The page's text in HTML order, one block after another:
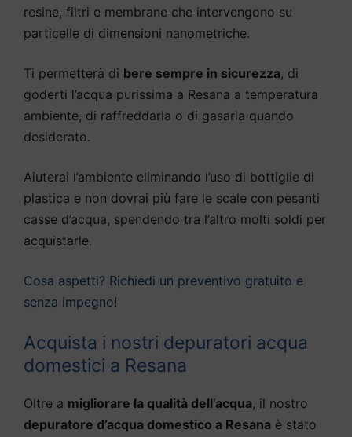
resine, filtri e membrane che intervengono su
particelle di dimensioni nanometriche.
Ti permetterà di bere sempre in sicurezza, di
goderti l’acqua purissima a Resana a temperatura
ambiente, di raffreddarla o di gasarla quando
desiderato.
Aiuterai l’ambiente eliminando l’uso di bottiglie di
plastica e non dovrai più fare le scale con pesanti
casse d’acqua, spendendo tra l’altro molti soldi per
acquistarle.
Cosa aspetti? Richiedi un preventivo gratuito e
senza impegno!
Acquista i nostri depuratori acqua
domestici a Resana
Oltre a migliorare la qualità dell’acqua, il nostro
depuratore d’acqua domestico a Resana è stato